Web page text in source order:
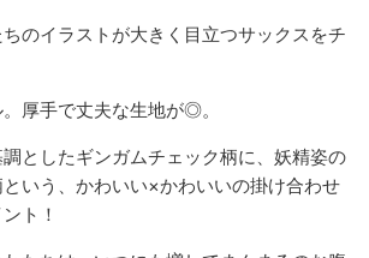
のイラストが大きく目立つサックスをチ
厚手で丈夫な生地が◎。
としたギンガムチェック柄に、妖精姿の
いう、かわいい×かわいいの掛け合わせ
ト！